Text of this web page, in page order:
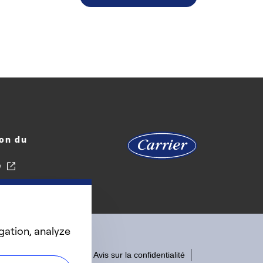
du
Accessibilité Avis sur la confidentialité
analyze